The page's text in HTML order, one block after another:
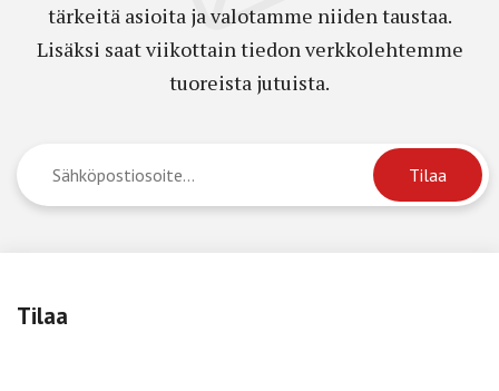
tärkeitä asioita ja valotamme niiden taustaa.
Lisäksi saat viikottain tiedon verkkolehtemme
tuoreista jutuista.
Tilaa